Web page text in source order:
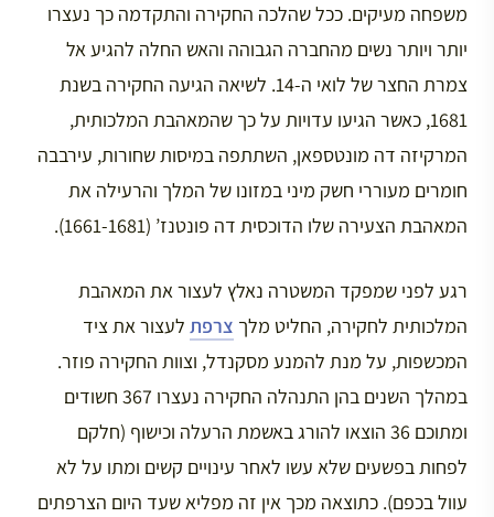
משפחה מעיקים. ככל שהלכה החקירה והתקדמה כך נעצרו
יותר ויותר נשים מהחברה הגבוהה והאש החלה להגיע אל
צמרת החצר של לואי ה-14. לשיאה הגיעה החקירה בשנת
1681, כאשר הגיעו עדויות על כך שהמאהבת המלכותית,
המרקיזה דה מונטספאן, השתתפה במיסות שחורות, עירבבה
חומרים מעוררי חשק מיני במזונו של המלך והרעילה את
המאהבת הצעירה שלו הדוכסית דה פונטנז’ (1661-1681).
רגע לפני שמפקד המשטרה נאלץ לעצור את המאהבת
המלכותית לחקירה, החליט מלך צרפת לעצור את ציד
המכשפות, על מנת להמנע מסקנדל, וצוות החקירה פוזר.
במהלך השנים בהן התנהלה החקירה נעצרו 367 חשודים
ומתוכם 36 הוצאו להורג באשמת הרעלה וכישוף (חלקם
לפחות בפשעים שלא עשו לאחר עינויים קשים ומתו על לא
עוול בכפם). כתוצאה מכך אין זה מפליא שעד היום הצרפתים